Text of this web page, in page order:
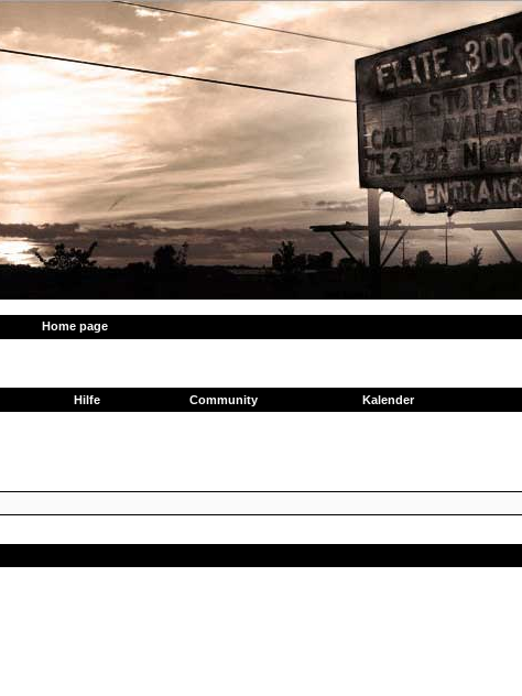
Home page
Hilfe Community Kalender